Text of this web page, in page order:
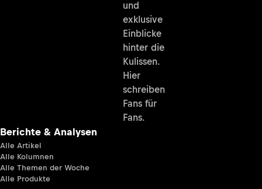
und
exklusive
Einblicke
hinter die
Kulissen.
Hier
schreiben
Fans für
Fans.
Berichte & Analysen
Alle Artikel
Alle Kolumnen
Alle Themen der Woche
Alle Produkte